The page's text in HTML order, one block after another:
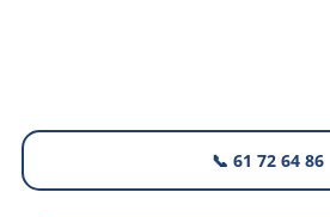
📞 61 72 64 86